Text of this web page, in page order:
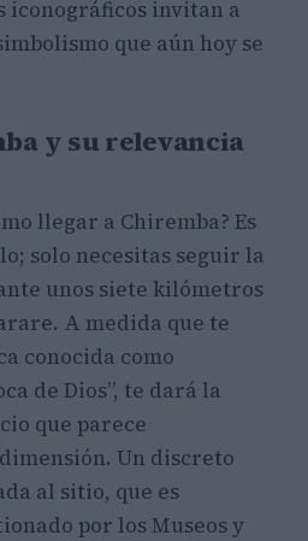
iconográficos invitan a
que aún hoy se
y su relevancia
llegar a Chiremba? Es
solo necesitas seguir la
unos siete kilómetros
A medida que te
conocida como
de Dios”, te dará la
que parece
Un discreto
al sitio, que es
por los Museos y